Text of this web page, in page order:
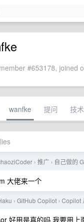
#653178, joined
wanfke 提问 技
› 推广 › 自己做的
大佬来一个
› GitHub Copilot › Copilot
好用是真的吗 我要用